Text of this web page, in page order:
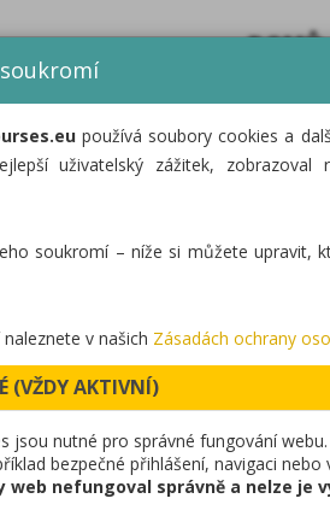
DOMŮ
VE
dětské lanové hřiště ve
nabídku aktivit pro rodiny s
používá soubory cookies a
uživatelský zážitek, zobrazoval
soukromí – níže si můžete upravit,
v našich Zásadách ochrany
(VŽDY AKTIVNÍ)
jsou nutné pro správné fungování webu.
bezpečné přihlášení, navigaci
web nefungoval správně a nelze je